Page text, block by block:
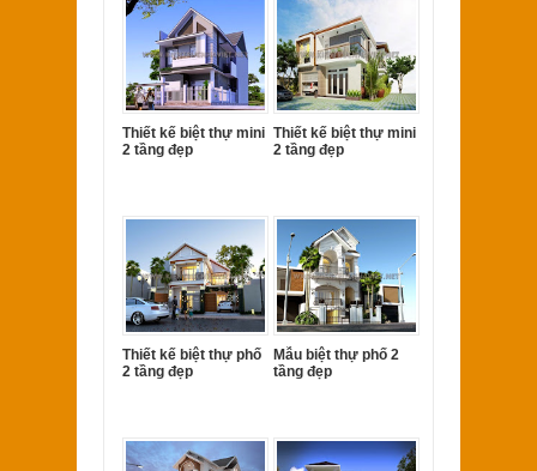
Thiết kế biệt thự mini
2 tầng đẹp
Thiết kế biệt thự mini
2 tầng đẹp
Thiết kế biệt thự phố
2 tầng đẹp
Mẫu biệt thự phố 2
tầng đẹp